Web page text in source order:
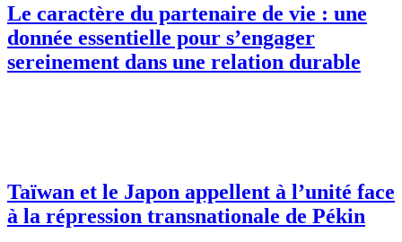
Le caractère du partenaire de vie : une
donnée essentielle pour s’engager
sereinement dans une relation durable
Taïwan et le Japon appellent à l’unité face
à la répression transnationale de Pékin